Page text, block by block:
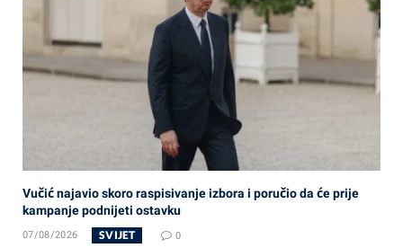
Vučić najavio skoro raspisivanje izbora i poručio da će prije
kampanje podnijeti ostavku
07/08/2026 SVIJET 0